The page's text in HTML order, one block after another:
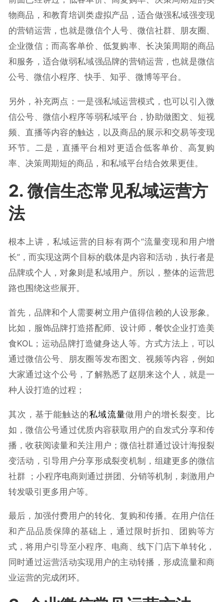
物商品，和教育培训类虚拟产品，适合做强私域强变现
的营销运营，也就是微信个人号、微信社群、朋友圈、
企业微信；而高客单价、低复购率、长决策周期的商品
和服务，适合做弱私域强品牌的营销运营，也就是微信
公号、微信小程序、快手、知乎、微博等平台。
另外，补充两点：一是强私域运营模式，也可以引入微
信公号、微信小程序等弱私域平台，协助做图文、短视
频、直播等内容的触达，以及商品的展示和交易等变现
环节。二是，直播平台相对更适合低客单价、高复购
率、决策周期短的商品，和私域平台结合效果更佳。
2. 微信生态常见私域运营方
法
根本上讲，私域运营的目标有两个“流量变现和用户增
长”，而实现这两个目标的载体是内容和活动，执行者是
品牌或个人，对象则是私域用户。所以，整体的运营思
路也围绕这些展开。
首先，品牌和个人需要树立用户值得信赖的人设形象。
比如，服饰品牌打造搭配师、设计师，餐饮企业打造美
食KOL；运动品牌打造健身达人等。方式方法上，可以
通过微信公号、朋友圈等发布图文、视频等内容，例如
大家通过这个公号，了解熟悉了赵朋来这个人，就是一
种人设打造的过程；
其次，基于能触达的私域流量做用户的增长裂变。比
如，微信公号通过优质内容获取用户的自发式分享和传
播，收获阅读量和关注用户；微信社群通过设计海报裂
变活动，引导用户分享形成裂变机制，组建更多的微信
社群 ；小程序电商则通过拼团、分销等机制，刺激用户
转发吸引更多用户等。
最后，加强付费用户的转化、复购和传播。在用户信任
和产品品质保障的基础上，通过限时折扣、团购等方
式，将用户引导至小程序、电商、线下门店下单转化，
同时通过运营活动实现用户的主动转播，形成流量和商
业运营的完成闭环。